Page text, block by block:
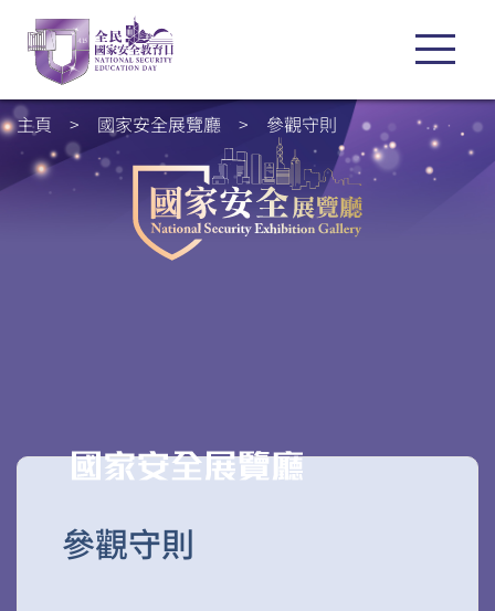
主頁 > 國家安全展覽廳 > 參觀守則
參觀守則